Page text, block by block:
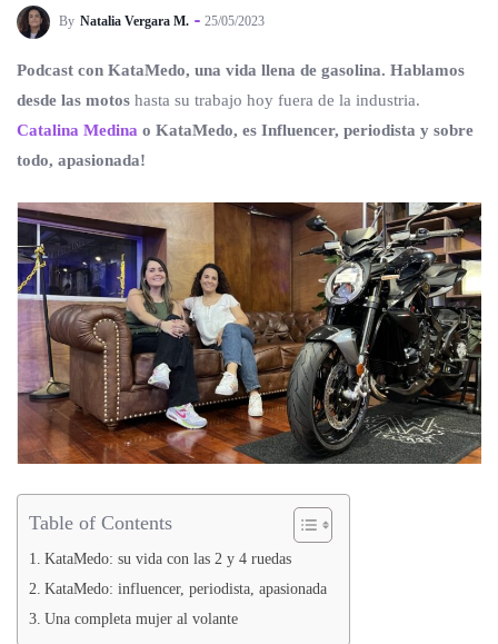
By Natalia Vergara M. 25/05/2023
Podcast con KataMedo, una vida llena de gasolina. Hablamos
desde las motos hasta su trabajo hoy fuera de la industria.
Catalina Medina o KataMedo, es Influencer, periodista y sobre
todo, apasionada!
Table of Contents
KataMedo: su vida con las 2 y 4 ruedas
KataMedo: influencer, periodista, apasionada
Una completa mujer al volante